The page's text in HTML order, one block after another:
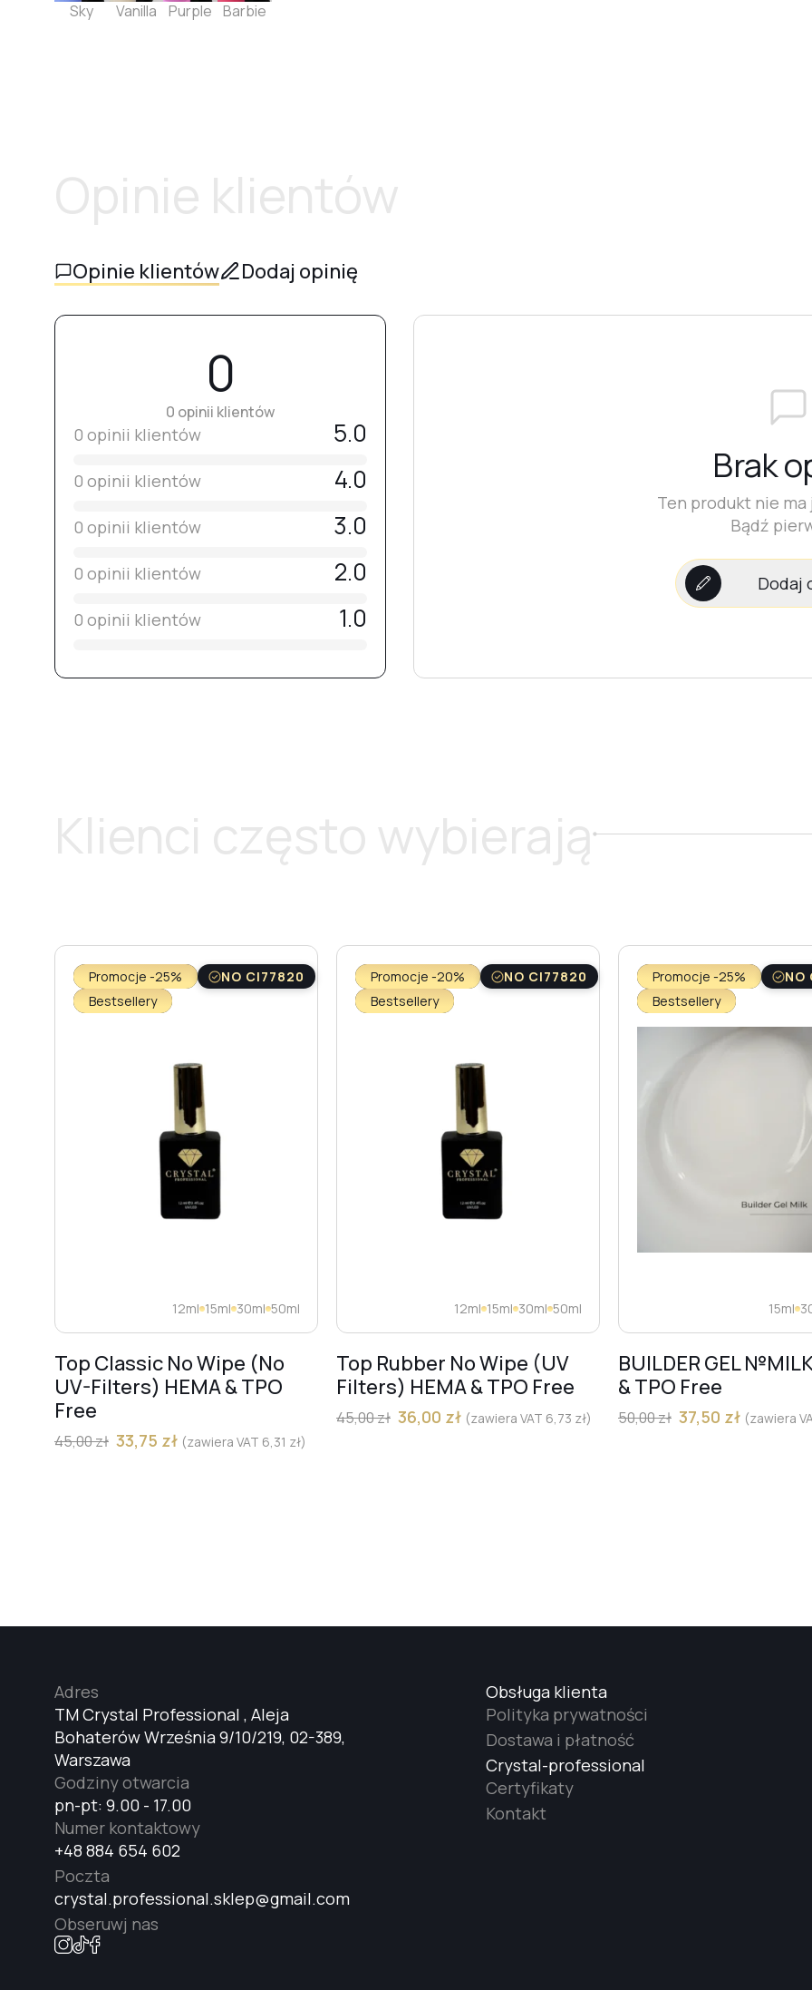
Sky Vanilla Purple Barbie
Opinie klientów Dodaj opinię
0
0 opinii klientów
0 opinii klientów 5.0
0 opinii klientów 4.0
0 opinii klientów 3.0
0 opinii klientów 2.0
0 opinii klientów 1.0
Brak
Ten produkt nie
Bądź
Dodaj
Promocje -25%
NO CI77820
Bestsellery
12ml 15ml 30ml 50ml
Top Classic No Wipe (No
UV-Filters) HEMA & TPO
Free
45,00zł 33,75 zł (zawiera VAT 6,31 zł)
Promocje -20%
NO CI77820
Bestsellery
12ml 15ml 30ml 50ml
Top Rubber No Wipe (UV
Filters) HEMA & TPO Free
45,00zł 36,00 zł (zawiera VAT 6,73 zł)
Promocje -25%
NO
Bestsellery
15ml
BUILDER GEL
& TPO Free
50,00zł 37,50 zł (zawiera
TM Crystal Professional , Aleja
Bohaterów Września 9/10/219, 02-389,
Warszawa
Adres
pn-pt: 9.00 - 17.00
Godziny otwarcia
+48 884 654 602
Numer kontaktowy
crystal.professional.sklep@gmail.com
Poczta
Obseruwj nas
Obsługa klienta
Polityka prywatności
Dostawa i płatność
Crystal-professional
Certyfikaty
Kontakt